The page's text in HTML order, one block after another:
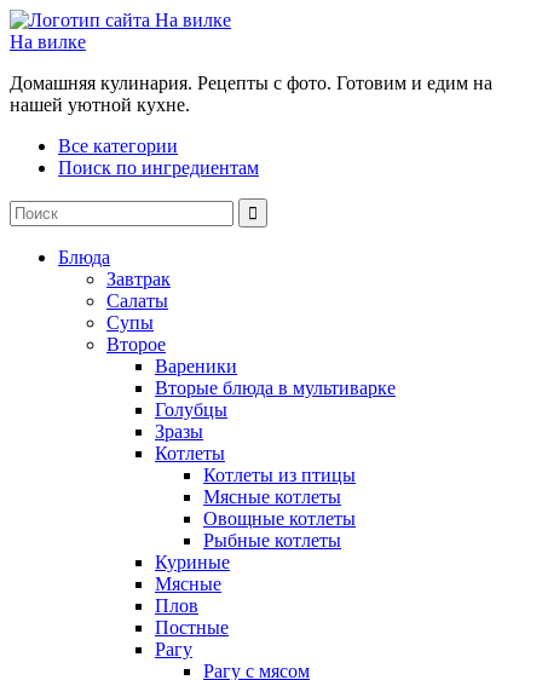
На вилке
Домашняя кулинария. Рецепты с фото. Готовим и едим на
нашей уютной кухне.
Все категории
Поиск по ингредиентам
Блюда
Завтрак
Салаты
Супы
Второе
Вареники
Вторые блюда в мультиварке
Голубцы
Зразы
Котлеты
Котлеты из птицы
Мясные котлеты
Овощные котлеты
Рыбные котлеты
Куриные
Мясные
Плов
Постные
Рагу
Рагу с мясом